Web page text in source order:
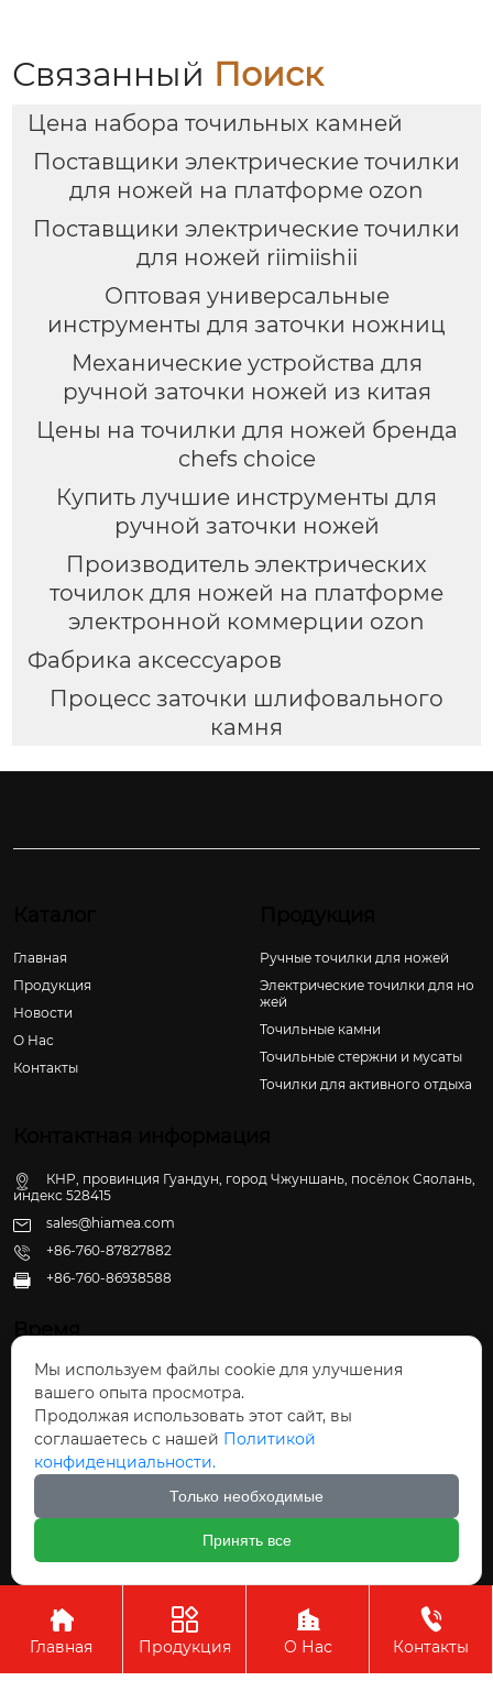
Связанный Поиск
Цена набора точильных камней
Поставщики электрические точилки
для ножей на платформе ozon
Поставщики электрические точилки
для ножей riimiishii
Оптовая универсальные
инструменты для заточки ножниц
Механические устройства для
ручной заточки ножей из китая
Цены на точилки для ножей бренда
chefs choice
Купить лучшие инструменты для
ручной заточки ножей
Производитель электрических
точилок для ножей на платформе
электронной коммерции ozon
Фабрика аксессуаров
Процесс заточки шлифовального
камня
Главная
Продукция
Новости
О Hас
Контакты
Ручные точилки для ножей
Электрические точилки для но
жей
Точильные камни
Точильные стержни и мусаты
Точилки для активного отдыха
КНР, провинция Гуандун, город Чжуншань, посёлок Сяолань,
индекс 528415
sales@hiamea.com
+86-760-87827882
 +86-760-86938588
Время
Пн - Пт: 09:30 - 22:00
Сб - Вс: 10:00 - 22:30
Авторское право©ООО Чжуншань Хайвэй
Кухонные Принадлежности

Главная

Продукция

О Нас

Контакты
Мы используем файлы cookie для улучшения
вашего опыта просмотра.
Продолжая использовать этот сайт, вы
соглашаетесь с нашей Политикой
конфиденциальности.
Только необходимые
Принять все